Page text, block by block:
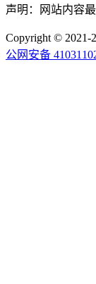
声明：网站内容
Copyright © 2021-
公网安备